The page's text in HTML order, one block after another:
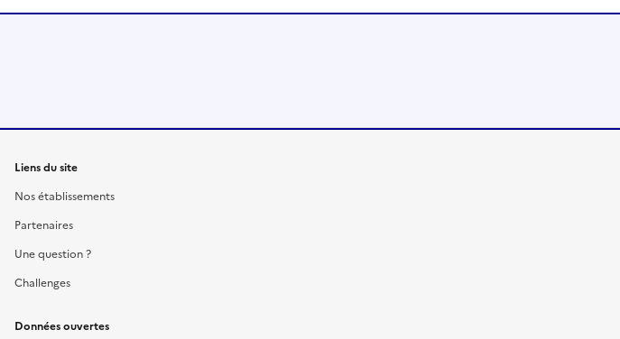
Liens du site
Nos établissements
Partenaires
Une question ?
Challenges
Données ouvertes